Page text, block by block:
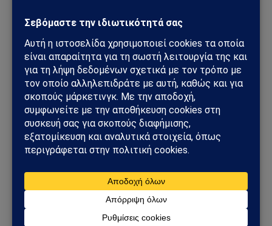
Μέση Ανατολή – Η Σαουδική Αραβία στο
επίκεντρο των επιθέσεων
25/07/2026